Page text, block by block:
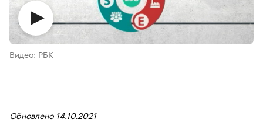
Видео: РБК
Обновлено 14.10.2021